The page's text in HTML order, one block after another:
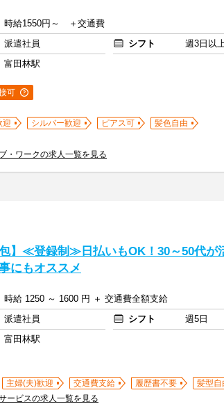
時給1550円～ ＋交通費
派遣社員 シフト
週3日以
富田林駅
可
迎 シルバー歓迎 ピアス可
髪色自由
・ワークの求人一覧を見る
包】≪登録制≫日払いもOK！30～50代が
にもオススメ
時給 1250 ～ 1600 円 ＋ 交通費全額支給
派遣社員 シフト
週5日
富田林駅
主婦(夫)歓迎 交通費支給 履歴書不要
髪型自
ービスの求人一覧を見る